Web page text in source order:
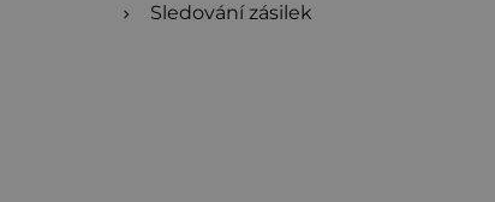
Sledování zásilek